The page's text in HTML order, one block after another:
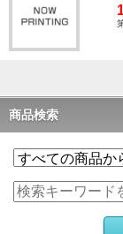
商品検索